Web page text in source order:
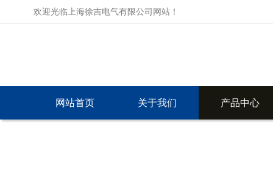
欢迎光临上海徐吉电气有限公司网站！
网站首页 关于我们 产品中心